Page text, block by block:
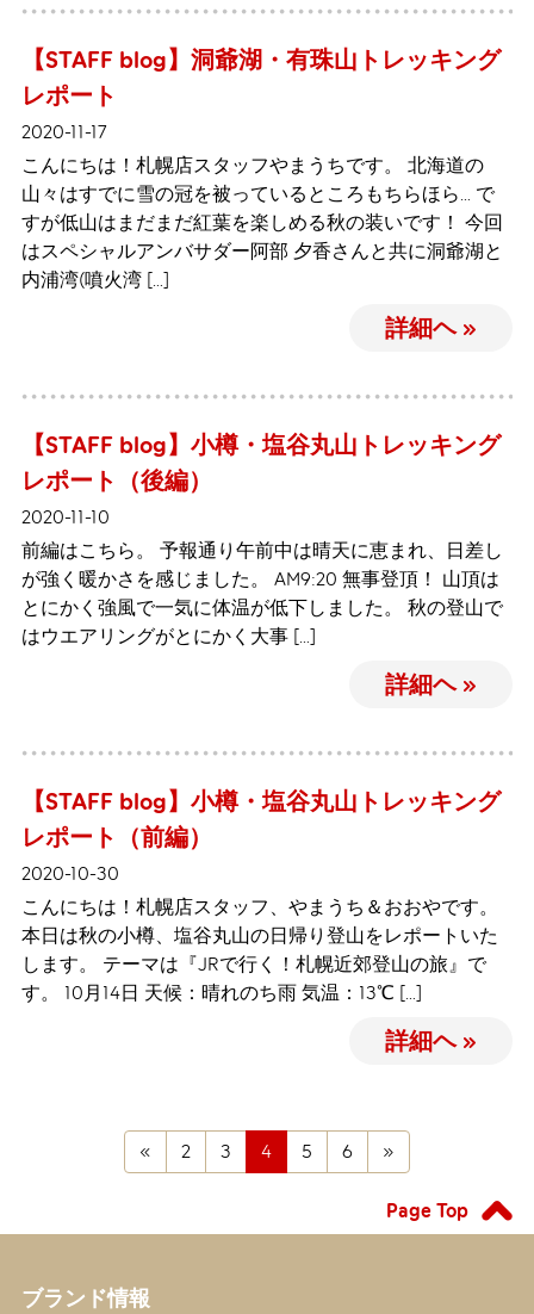
【STAFF blog】洞爺湖・有珠山トレッキング
レポート
2020-11-17
こんにちは！札幌店スタッフやまうちです。 北海道の
山々はすでに雪の冠を被っているところもちらほら… で
すが低山はまだまだ紅葉を楽しめる秋の装いです！ 今回
はスペシャルアンバサダー阿部 夕香さんと共に洞爺湖と
内浦湾(噴火湾 […]
詳細ヘ »
【STAFF blog】小樽・塩谷丸山トレッキング
レポート（後編）
2020-11-10
前編はこちら。 予報通り午前中は晴天に恵まれ、日差し
が強く暖かさを感じました。 AM9:20 無事登頂！ 山頂は
とにかく強風で一気に体温が低下しました。 秋の登山で
はウエアリングがとにかく大事 […]
詳細ヘ »
【STAFF blog】小樽・塩谷丸山トレッキング
レポート（前編）
2020-10-30
こんにちは！札幌店スタッフ、やまうち＆おおやです。
本日は秋の小樽、塩谷丸山の日帰り登山をレポートいた
します。 テーマは『JRで行く！札幌近郊登山の旅』で
す。 10月14日 天候：晴れのち雨 気温：13℃ […]
詳細ヘ »
« First2 3 4(current)
5 6 »
Page Top
ブランド情報